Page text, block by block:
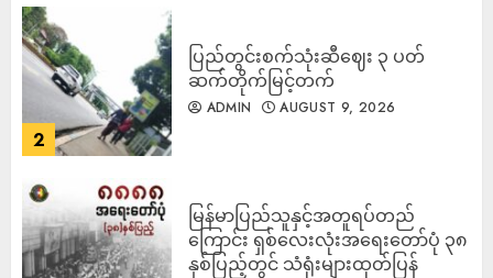
2
ပြည်တွင်းစက်သုံးဆီဈေး ၃ ပတ်
ဆက်တိုက်မြင့်တက်
ADMIN AUGUST 9, 2026
မြန်မာပြည်သူနှင့်အတူရပ်တည်
ကြောင်း ရှစ်လေးလုံးအရေးတော်ပုံ ၃၈
နှစ်ပြည့်တွင် သံရုံးများထုတ်ပြန်